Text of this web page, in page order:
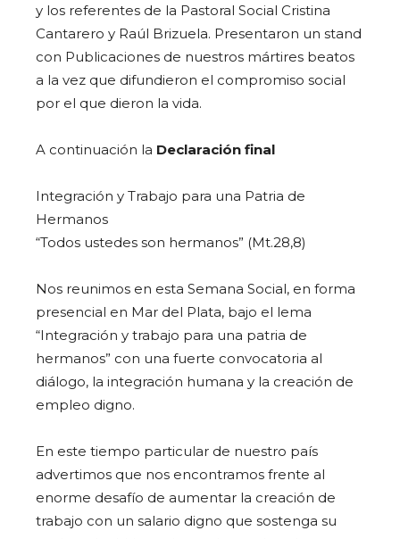
y los referentes de la Pastoral Social Cristina
Cantarero y Raúl Brizuela. Presentaron un stand
con Publicaciones de nuestros mártires beatos
a la vez que difundieron el compromiso social
por el que dieron la vida.
A continuación la Declaración final
Integración y Trabajo para una Patria de
Hermanos
“Todos ustedes son hermanos” (Mt.28,8)
Nos reunimos en esta Semana Social, en forma
presencial en Mar del Plata, bajo el lema
“Integración y trabajo para una patria de
hermanos” con una fuerte convocatoria al
diálogo, la integración humana y la creación de
empleo digno.
En este tiempo particular de nuestro país
advertimos que nos encontramos frente al
enorme desafío de aumentar la creación de
trabajo con un salario digno que sostenga su